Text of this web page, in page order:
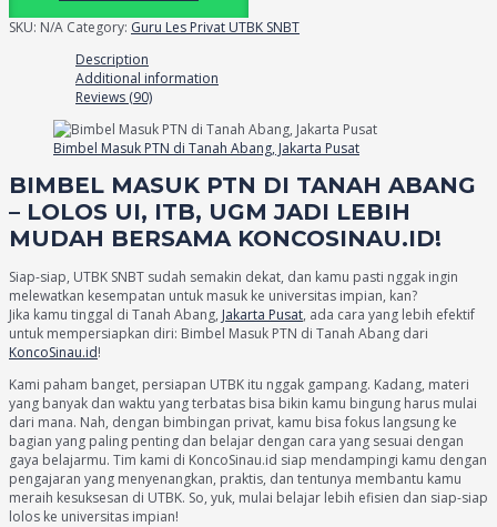
SKU: N/A Category: Guru Les Privat UTBK SNBT
Description
Additional information
Reviews (90)
Bimbel Masuk PTN di Tanah Abang, Jakarta Pusat
BIMBEL MASUK PTN DI TANAH ABANG
– LOLOS UI, ITB, UGM JADI LEBIH
MUDAH BERSAMA KONCOSINAU.ID!
Siap-siap, UTBK SNBT sudah semakin dekat, dan kamu pasti nggak ingin
melewatkan kesempatan untuk masuk ke universitas impian, kan?
Jika kamu tinggal di Tanah Abang, Jakarta Pusat, ada cara yang lebih efektif
untuk mempersiapkan diri: Bimbel Masuk PTN di Tanah Abang dari
KoncoSinau.id!
Kami paham banget, persiapan UTBK itu nggak gampang. Kadang, materi
yang banyak dan waktu yang terbatas bisa bikin kamu bingung harus mulai
dari mana. Nah, dengan bimbingan privat, kamu bisa fokus langsung ke
bagian yang paling penting dan belajar dengan cara yang sesuai dengan
gaya belajarmu. Tim kami di KoncoSinau.id siap mendampingi kamu dengan
pengajaran yang menyenangkan, praktis, dan tentunya membantu kamu
meraih kesuksesan di UTBK. So, yuk, mulai belajar lebih efisien dan siap-siap
lolos ke universitas impian!